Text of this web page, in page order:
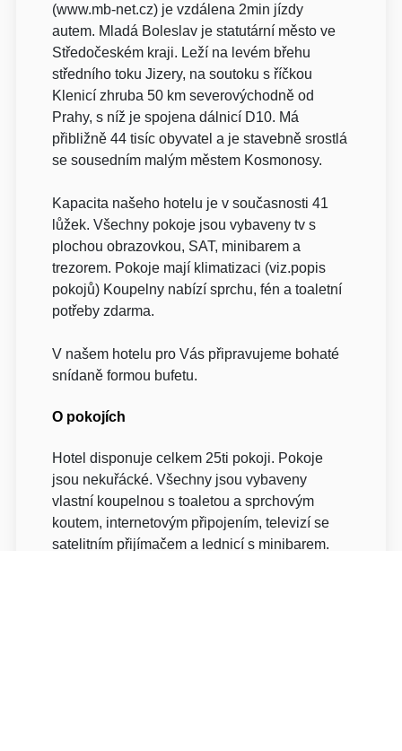
(www.mb-net.cz) je vzdálena 2min jízdy
autem. Mladá Boleslav je statutární město ve
Středočeském kraji. Leží na levém břehu
středního toku Jizery, na soutoku s říčkou
Klenicí zhruba 50 km severovýchodně od
Prahy, s níž je spojena dálnicí D10. Má
přibližně 44 tisíc obyvatel a je stavebně srostlá
se sousedním malým městem Kosmonosy.
Kapacita našeho hotelu je v současnosti 41
lůžek. Všechny pokoje jsou vybaveny tv s
plochou obrazovkou, SAT, minibarem a
trezorem. Pokoje mají klimatizaci (viz.popis
pokojů) Koupelny nabízí sprchu, fén a toaletní
potřeby zdarma.
V našem hotelu pro Vás připravujeme bohaté
snídaně formou bufetu.
O pokojích
Hotel disponuje celkem 25ti pokoji. Pokoje
jsou nekuřácké. Všechny jsou vybaveny
vlastní koupelnou s toaletou a sprchovým
koutem, internetovým připojením, televizí se
satelitním přijímačem a lednicí s minibarem.